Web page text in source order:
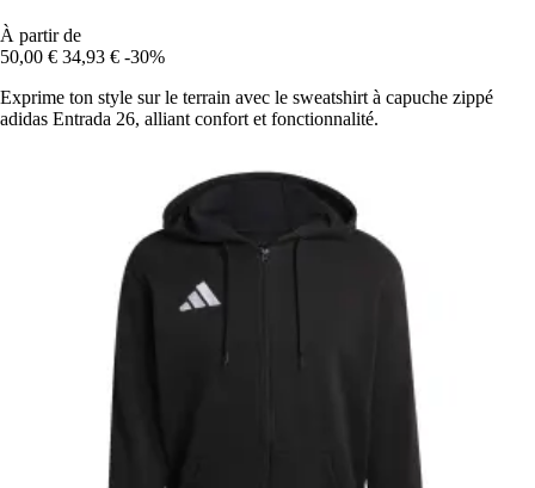
À partir de
50,00 € 34,93 € -30%
Exprime ton style sur le terrain avec le sweatshirt à capuche zippé
adidas Entrada 26, alliant confort et fonctionnalité.